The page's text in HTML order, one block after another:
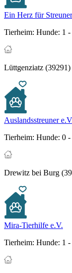
Ein Herz für
Tierheim: Hunde: 1
Lüttgenziatz (39291)
Auslandsstreuner
Tierheim: Hunde: 0
Drewitz bei Burg
Mira-Tierhilfe e.V.
Tierheim: Hunde: 1